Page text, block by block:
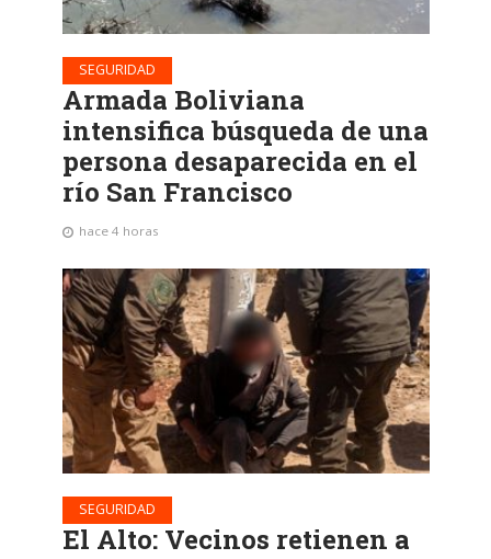
SEGURIDAD
Armada Boliviana
intensifica búsqueda de una
persona desaparecida en el
río San Francisco
hace 4 horas
SEGURIDAD
El Alto: Vecinos retienen a